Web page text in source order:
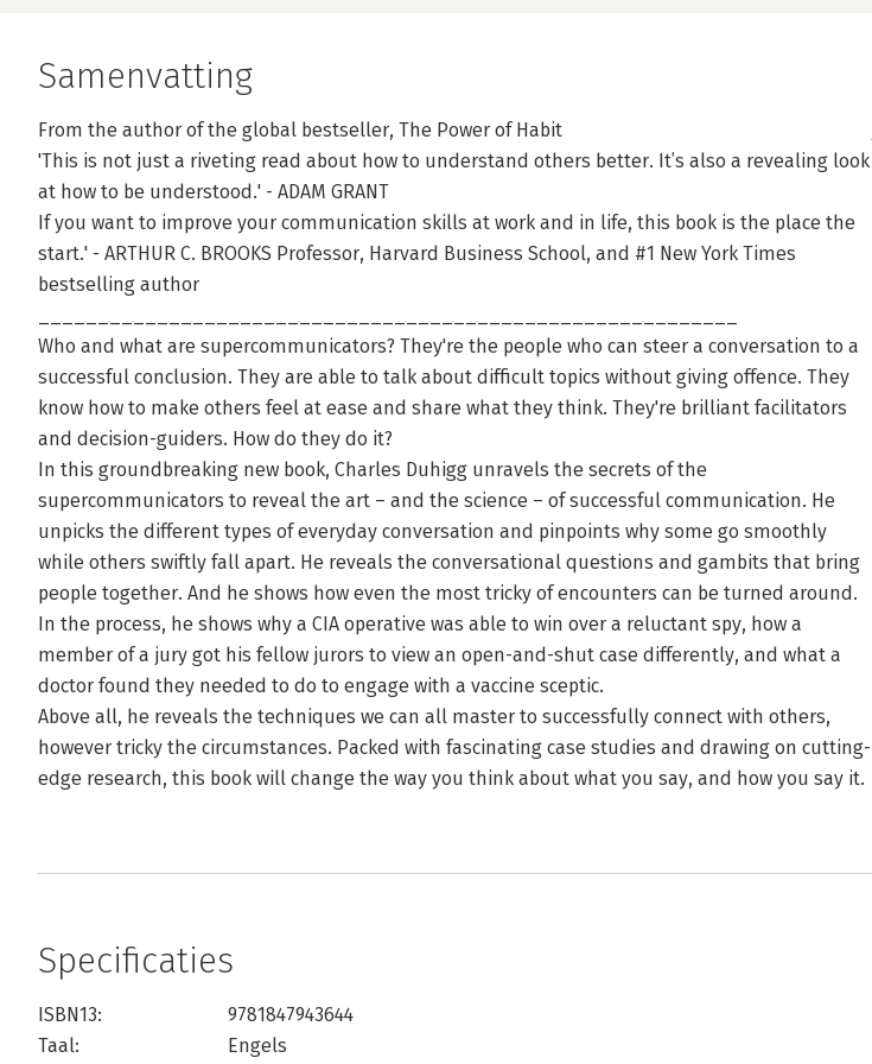
Samenvatting
From the author of the global bestseller, The Power of Habit
'This is not just a riveting read about how to understand others better. It’s also a revealing look
at how to be understood.' - ADAM GRANT
If you want to improve your communication skills at work and in life, this book is the place the
start.' - ARTHUR C. BROOKS Professor, Harvard Business School, and #1 New York Times
bestselling author
Who and what are supercommunicators? They're the people who can steer a conversation to a
successful conclusion. They are able to talk about difficult topics without giving offence. They
know how to make others feel at ease and share what they think. They're brilliant facilitators
and decision-guiders. How do they do it?
In this groundbreaking new book, Charles Duhigg unravels the secrets of the
supercommunicators to reveal the art – and the science – of successful communication. He
unpicks the different types of everyday conversation and pinpoints why some go smoothly
while others swiftly fall apart. He reveals the conversational questions and gambits that bring
people together. And he shows how even the most tricky of encounters can be turned around.
In the process, he shows why a CIA operative was able to win over a reluctant spy, how a
member of a jury got his fellow jurors to view an open-and-shut case differently, and what a
doctor found they needed to do to engage with a vaccine sceptic.
Above all, he reveals the techniques we can all master to successfully connect with others,
however tricky the circumstances. Packed with fascinating case studies and drawing on cutting-
edge research, this book will change the way you think about what you say, and how you say it.
Specificaties
ISBN13:
9781847943644
Taal:
Engels